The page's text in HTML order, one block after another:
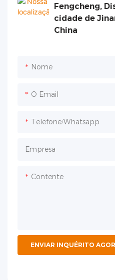
Fengcheng,
cidade de
China
Nome
O Email
Telefone/whatsapp
Empresa
Contente
ENVIAR INQUÉRITO